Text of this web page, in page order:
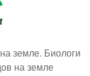
земле. Биологи
на земле